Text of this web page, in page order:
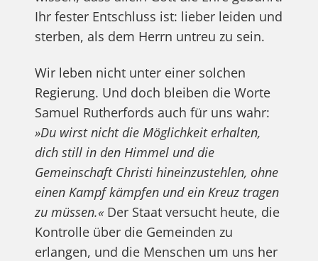
Ihr fester Entschluss ist: lieber leiden und
sterben, als dem Herrn untreu zu sein.
Wir leben nicht unter einer solchen
Regierung. Und doch bleiben die Worte
Samuel Rutherfords auch für uns wahr:
»Du wirst nicht die Möglichkeit erhalten,
dich still in den Himmel und die
Gemeinschaft Christi hineinzustehlen, ohne
einen Kampf kämpfen und ein Kreuz tragen
zu müssen.«Der Staat versucht heute, die
Kontrolle über die Gemeinden zu
erlangen, und die Menschen um uns her